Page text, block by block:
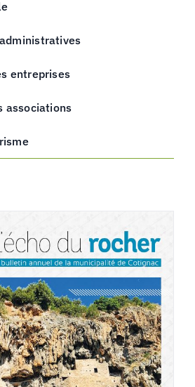
entreprises
associations